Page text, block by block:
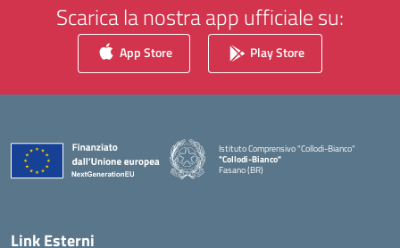
Scarica la nostra app ufficiale su:
App Store Play Store
Istituto Comprensivo "Collodi-Bianco"
"Collodi-Bianco"
Fasano (BR)
Link Esterni